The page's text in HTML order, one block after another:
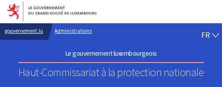
Aller au menu principal
Aller au contenu
gouvernement.lu Administrations
Le gouvernement luxembourgeois
Haut-Commissariat à la protection nationale
FR